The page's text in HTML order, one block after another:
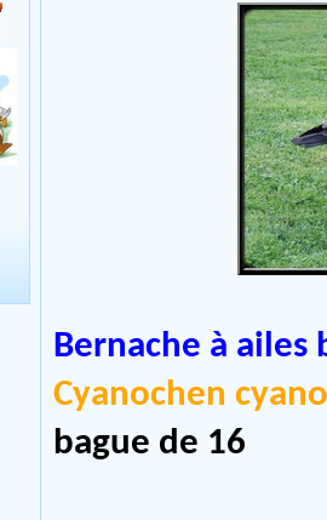
Bernache à ailes
Cyanochen
bague de 16